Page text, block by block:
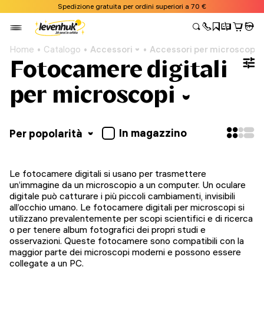
Spedizione gratuita per ordini superiori a 70 €
Home Catalogo Accessori Accessori per microscopi
Fotocamere digitali
per microscopi
Per popolarità In magazzino
Le fotocamere digitali si usano per trasmettere
un’immagine da un microscopio a un computer. Un oculare
digitale può catturare i più piccoli cambiamenti, invisibili
all’occhio umano. Le fotocamere digitali per microscopi si
utilizzano prevalentemente per scopi scientifici e di ricerca
o per tenere album fotografici dei propri studi e
osservazioni. Queste fotocamere sono compatibili con la
maggior parte dei microscopi moderni e possono essere
collegate a un PC.